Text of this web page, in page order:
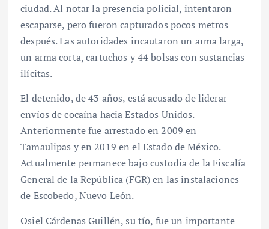
ciudad. Al notar la presencia policial, intentaron
escaparse, pero fueron capturados pocos metros
después. Las autoridades incautaron un arma larga,
un arma corta, cartuchos y 44 bolsas con sustancias
ilícitas.
El detenido, de 43 años, está acusado de liderar
envíos de cocaína hacia Estados Unidos.
Anteriormente fue arrestado en 2009 en
Tamaulipas y en 2019 en el Estado de México.
Actualmente permanece bajo custodia de la Fiscalía
General de la República (FGR) en las instalaciones
de Escobedo, Nuevo León.
Osiel Cárdenas Guillén, su tío, fue un importante